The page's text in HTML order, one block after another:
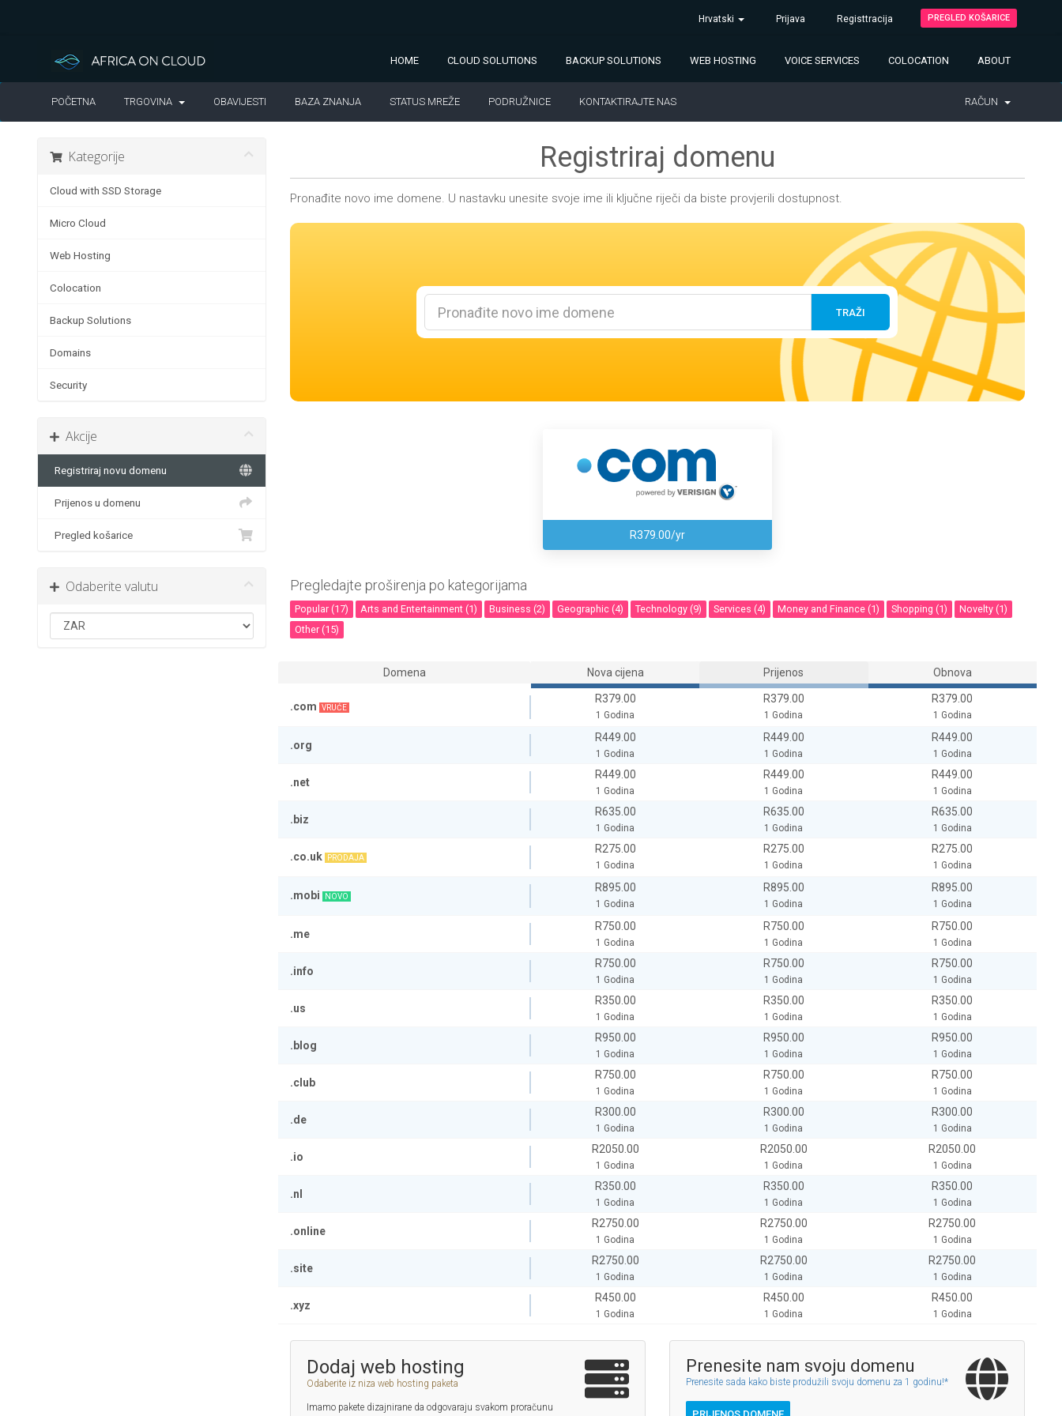
Hrvatski Prijava Registtracija PREGLED KOŠARICE
HOME CLOUD SOLUTIONS BACKUP SOLUTIONS WEB HOSTING VOICE SERVICES COLOCATION ABOUT
POČETNA TRGOVINA OBAVIJESTI BAZA ZNANJA STATUS MREŽE PODRUŽNICE KONTAKTIRAJTE NAS RAČUN
Kategorije
Cloud with SSD Storage
Micro Cloud
Web Hosting
Colocation
Backup Solutions
Domains
Security
Akcije
Registriraj novu domenu
Prijenos u domenu
Pregled košarice
Odaberite valutu
Registriraj domenu
Pronađite novo ime domene. U nastavku unesite svoje ime ili ključne riječi da biste provjerili dostupnost.
TRAŽI
R379.00/yr
Pregledajte proširenja po kategorijama
Popular (17) Arts and Entertainment (1) Business (2) Geographic (4) Technology (9) Services (4) Money and Finance (1) Shopping (1)
Novelty (1)
Other (15)
Domena Nova cijena Prijenos Obnova
.com VRUĆE
R379.00
1 Godina
R379.00
1 Godina
R379.00
1 Godina
.org
R449.00
1 Godina
R449.00
1 Godina
R449.00
1 Godina
.net
R449.00
1 Godina
R449.00
1 Godina
R449.00
1 Godina
.biz
R635.00
1 Godina
R635.00
1 Godina
R635.00
1 Godina
.co.uk PRODAJA
R275.00
1 Godina
R275.00
1 Godina
R275.00
1 Godina
.mobi NOVO
R895.00
1 Godina
R895.00
1 Godina
R895.00
1 Godina
.me
R750.00
1 Godina
R750.00
1 Godina
R750.00
1 Godina
.info
R750.00
1 Godina
R750.00
1 Godina
R750.00
1 Godina
.us
R350.00
1 Godina
R350.00
1 Godina
R350.00
1 Godina
.blog
R950.00
1 Godina
R950.00
1 Godina
R950.00
1 Godina
.club
R750.00
1 Godina
R750.00
1 Godina
R750.00
1 Godina
.de
R300.00
1 Godina
R300.00
1 Godina
R300.00
1 Godina
.io
R2050.00
1 Godina
R2050.00
1 Godina
R2050.00
1 Godina
.nl
R350.00
1 Godina
R350.00
1 Godina
R350.00
1 Godina
.online
R2750.00
1 Godina
R2750.00
1 Godina
R2750.00
1 Godina
.site
R2750.00
1 Godina
R2750.00
1 Godina
R2750.00
1 Godina
.xyz
R450.00
1 Godina
R450.00
1 Godina
R450.00
1 Godina
Dodaj web hosting
Odaberite iz niza web hosting paketa
Imamo pakete dizajnirane da odgovaraju svakom proračunu
Prenesite nam svoju domenu
Prenesite sada kako biste produžili svoju domenu za 1 godinu!*